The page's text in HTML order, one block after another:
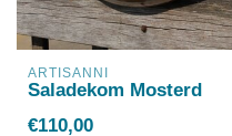
ARTISANNI
Saladekom Mosterd
€110,00